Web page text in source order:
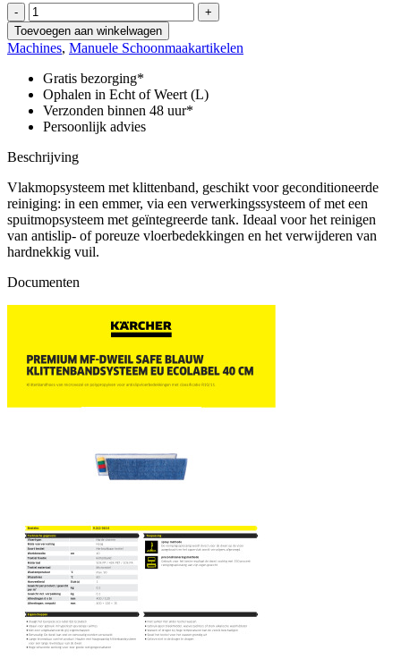
-
Ultrasafe
klittenbandhoes,
40
cm
aantal
+
Toevoegen aan winkelwagen
Machines, Manuele Schoonmaakartikelen
Gratis bezorging*
Ophalen in Echt of Weert (L)
Verzonden binnen 48 uur*
Persoonlijk advies
Beschrijving
Vlakmopsysteem met klittenband, geschikt voor geconditioneerde
reiniging: in een emmer, via een verwerkingssysteem of met een
spuitmopsysteem met geïntegreerde tank. Ideaal voor het reinigen
van antislip- of poreuze vloerbedekkingen en het verwijderen van
hardnekkig vuil.
Documenten